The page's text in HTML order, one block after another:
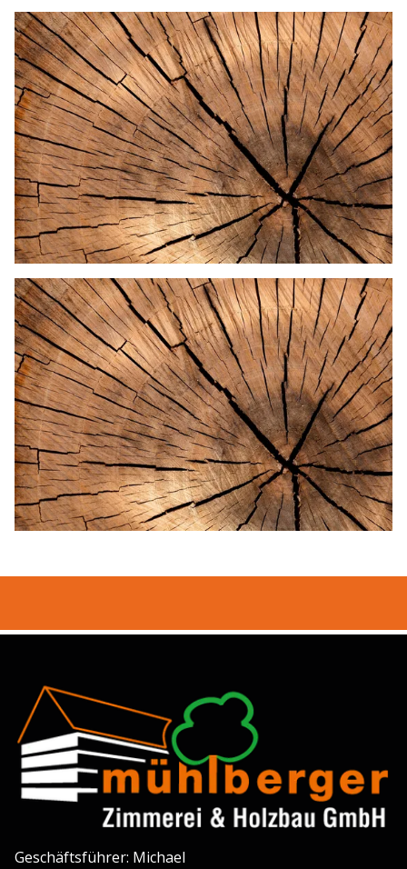
Lorem ipsum dolor sit
Lorem ipsum dolor sit
Geschäftsführer: Michael